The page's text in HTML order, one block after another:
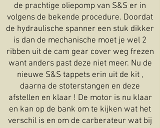
de prachtige oliepomp van S&S er in
volgens de bekende procedure. Doordat
de hydraulische spanner een stuk dikker
is dan de mechanische moet je wel 2
ribben uit de cam gear cover weg frezen
want anders past deze niet meer. Nu de
nieuwe S&S tappets erin uit de kit ,
daarna de stoterstangen en deze
afstellen en klaar ! De motor is nu klaar
en kan op de bank om te kijken wat het
verschil is en om de carberateur wat bij